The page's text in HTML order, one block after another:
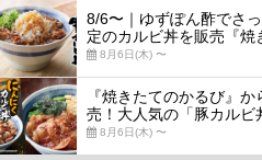
8/6〜｜ゆずぽん酢でさ
定のカルビ丼を販売『焼
8月6日(木) 〜
『焼きたてのかるび』
売！大人気の「豚カルビ
8月6日(木) 〜